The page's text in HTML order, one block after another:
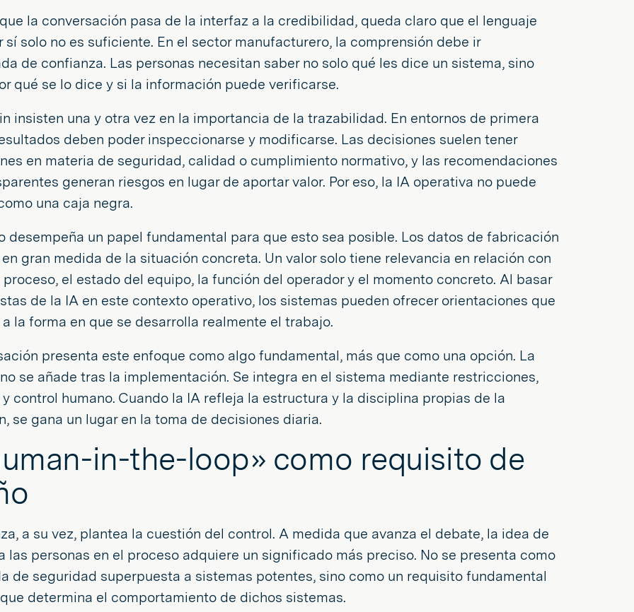
la conversación pasa de la interfaz a la credibilidad, queda claro que el lenguaje
sí solo no es suficiente. En el sector manufacturero, la comprensión debe ir
de confianza. Las personas necesitan saber no solo qué les dice un sistema, sino
qué se lo dice y si la información puede verificarse.
insisten una y otra vez en la importancia de la trazabilidad. En entornos de primera
deben poder inspeccionarse y modificarse. Las decisiones suelen tener
en materia de seguridad, calidad o cumplimiento normativo, y las recomendaciones
generan riesgos en lugar de aportar valor. Por eso, la IA operativa no puede
una caja negra.
desempeña un papel fundamental para que esto sea posible. Los datos de fabricación
gran medida de la situación concreta. Un valor solo tiene relevancia en relación con
el estado del equipo, la función del operador y el momento concreto. Al basar
de la IA en este contexto operativo, los sistemas pueden ofrecer orientaciones que
la forma en que se desarrolla realmente el trabajo.
presenta este enfoque como algo fundamental, más que como una opción. La
se añade tras la implementación. Se integra en el sistema mediante restricciones,
control humano. Cuando la IA refleja la estructura y la disciplina propias de la
se gana un lugar en la toma de decisiones diaria.
in-the-loop» como requisito de
a su vez, plantea la cuestión del control. A medida que avanza el debate, la idea de
las personas en el proceso adquiere un significado más preciso. No se presenta como
de seguridad superpuesta a sistemas potentes, sino como un requisito fundamental
determina el comportamiento de dichos sistemas.